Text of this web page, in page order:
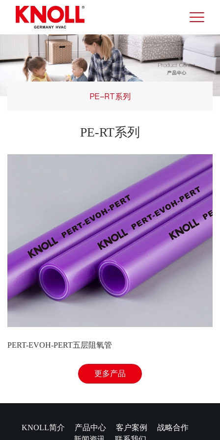
PE-RT系列
PE-RT系列
PERT-EVOH-PERT五层阻氧管
更多产品
KNOLL简介 产品中心 客户案例
战略合作